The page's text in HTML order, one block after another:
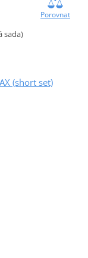
Porovnat
sada)
(short set)